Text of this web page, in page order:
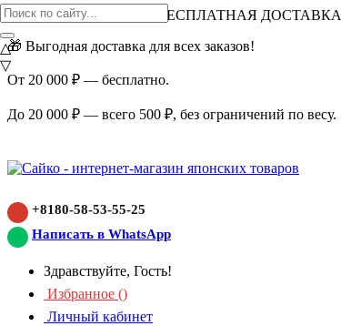
ВНИМАНИЕ АКЦИЯ!
БЕСПЛАТНАЯ ДОСТАВКА
🎁 Выгодная доставка для всех заказов!
От 20 000 ₽ — бесплатно.
До 20 000 ₽ — всего 500 ₽, без ограничений по весу.
+8180-58-53-55-25
Написать в WhatsApp
Здравствуйте, Гость!
Избранное ()
Личный кабинет
△
▽